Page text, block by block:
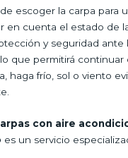
escoger la carpa para
en cuenta el estado de
y seguridad ante
que permitirá continuar
haga frío, sol o viento
con aire
es un servicio